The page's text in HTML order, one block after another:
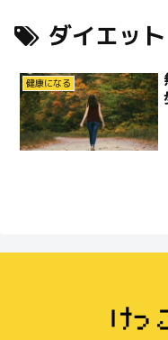
ダイエット
健康になる